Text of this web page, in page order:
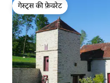
गेस्ट्स की फ़ेवरेट
गेस्ट्स की फ़ेवरेट